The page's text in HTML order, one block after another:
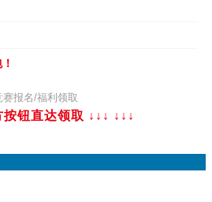
赛报名/福利领取
钮直达领取 ↓↓↓ ↓↓↓